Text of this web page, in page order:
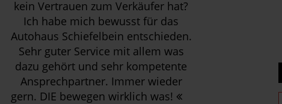
kein Vertrauen zum Verkäufer hat?
Ich habe mich bewusst für das
Autohaus Schiefelbein entschieden.
Sehr guter Service mit allem was
dazu gehört und sehr kompetente
Ansprechpartner. Immer wieder
gern. DIE bewegen wirklich was!